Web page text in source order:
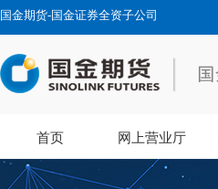
国金期货-国金证券全资子公司
首页 网上营业厅